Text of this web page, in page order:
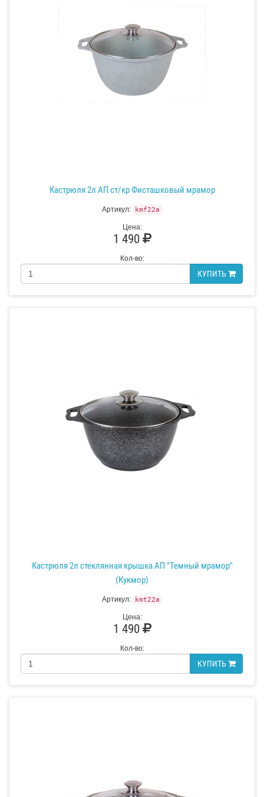
Кастрюля 2л АП ст/кр Фисташковый мрамор
Артикул: kmf22a
Цена:
1 490
Кол-во:
КУПИТЬ
Кастрюля 2л стеклянная крышка АП "Темный мрамор"
(Кукмор)
Артикул: kmt22a
Цена:
1 490
Кол-во:
КУПИТЬ